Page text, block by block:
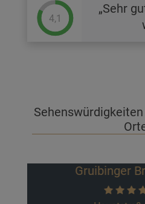
4,1
Sehr
Burgruine